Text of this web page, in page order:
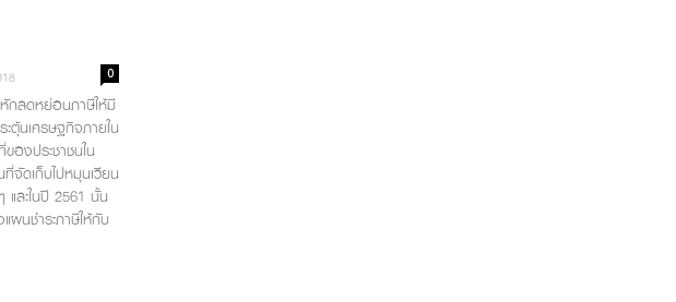
ลือก 'ยื่นแบบ
รมดา เลือก
รมดา
ทำการบันทึก
รหรือเลขประจำตัว
รอนุมัติจากกรม
อมูลส่วนตัว
0
กลดหย่อนภาษีให้มี
นเศรษฐกิจภายใน
องประชาชนใน
จัดเก็บไปหมุนเวียน
และในปี 2561 นั้น
ผนชำระภาษีให้กับ
แนวทางในการ
รบ้าง หมวดลด
ดหย่อนส่วนตัว